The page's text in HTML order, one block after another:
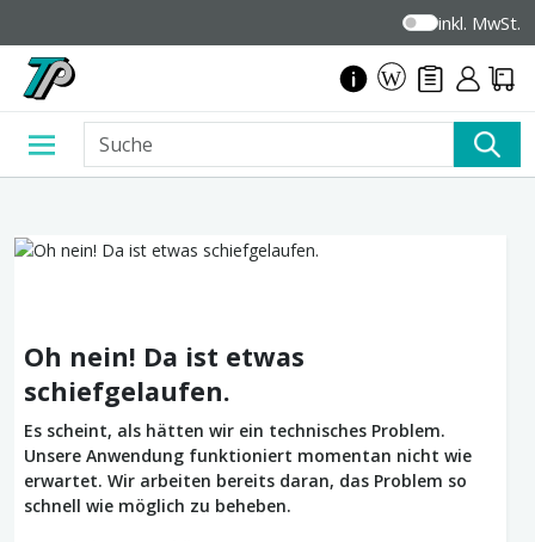
inkl. MwSt.
Oh nein! Da ist etwas
schiefgelaufen.
Es scheint, als hätten wir ein technisches Problem.
Unsere Anwendung funktioniert momentan nicht wie
erwartet. Wir arbeiten bereits daran, das Problem so
schnell wie möglich zu beheben.